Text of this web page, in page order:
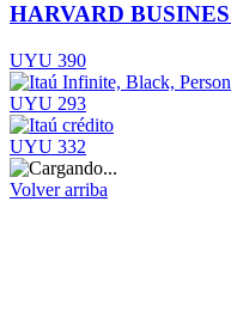
HARVARD
UYU 390
UYU 293
UYU 332
Volver arriba